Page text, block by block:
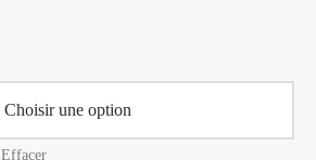
Effacer